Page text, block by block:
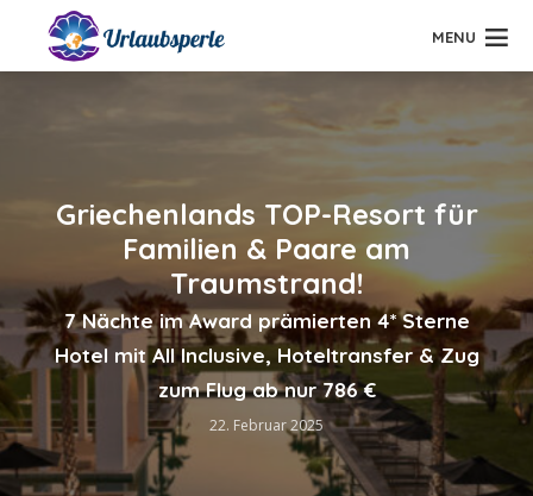
MENU
Griechenlands TOP-Resort für
Familien & Paare am
Traumstrand!
7 Nächte im Award prämierten 4* Sterne
Hotel mit All Inclusive, Hoteltransfer & Zug
zum Flug ab nur 786 €
22. Februar 2025